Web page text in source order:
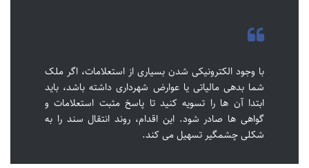
با وجود الکترونیکی شدن بسیاری از استعلامات، اگر ملک
شما بدهی مالیاتی یا عوارض شهرداری داشته باشد، باید
ابتدا آن ها را تسویه کنید تا پاسخ مثبت استعلامات و
گواهی ها صادر شود. این اقدام، روند انتقال سند را به
شکلی چشمگیر تسهیل می کند.